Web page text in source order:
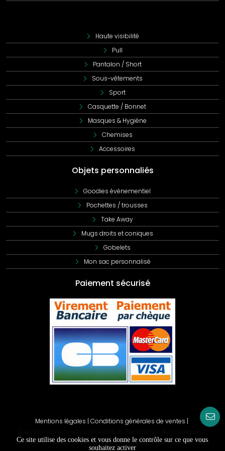
Haute visibilité
Pull
Pantalon / Short
Sous-vêtements
Sport
Casquette / Bonnet
Masques & Hygiène
Chemises
Accessoires
Objets personnaliés
Goodies évènementiel
Pochettes / trousses
Take Away
Mugs droits et coniques
Gobelets
Mon sac personnalisé
Paiement sécurisé
Mentions légales | Conditions générales de ventes |
Vêtements Français/Ecologiques|Blog |Coup de coeur |Contact
Ce site utilise des cookies et vous donne le contrôle sur ce que vous
souhaitez activer